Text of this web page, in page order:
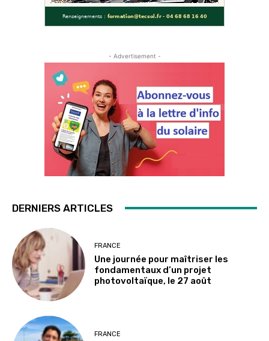
- Advertisement -
DERNIERS ARTICLES
FRANCE
Une journée pour maîtriser les
fondamentaux d’un projet
photovoltaïque, le 27 août
FRANCE